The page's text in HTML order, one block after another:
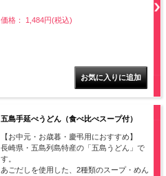
価格： 1,484円(税込)
五島手延べうどん（食べ比べスープ付）
【お中元・お歳暮・慶弔用におすすめ】
長崎県・五島列島特産の「五島うどん」で
す。
あごだしを使用した、2種類のスープ・めん